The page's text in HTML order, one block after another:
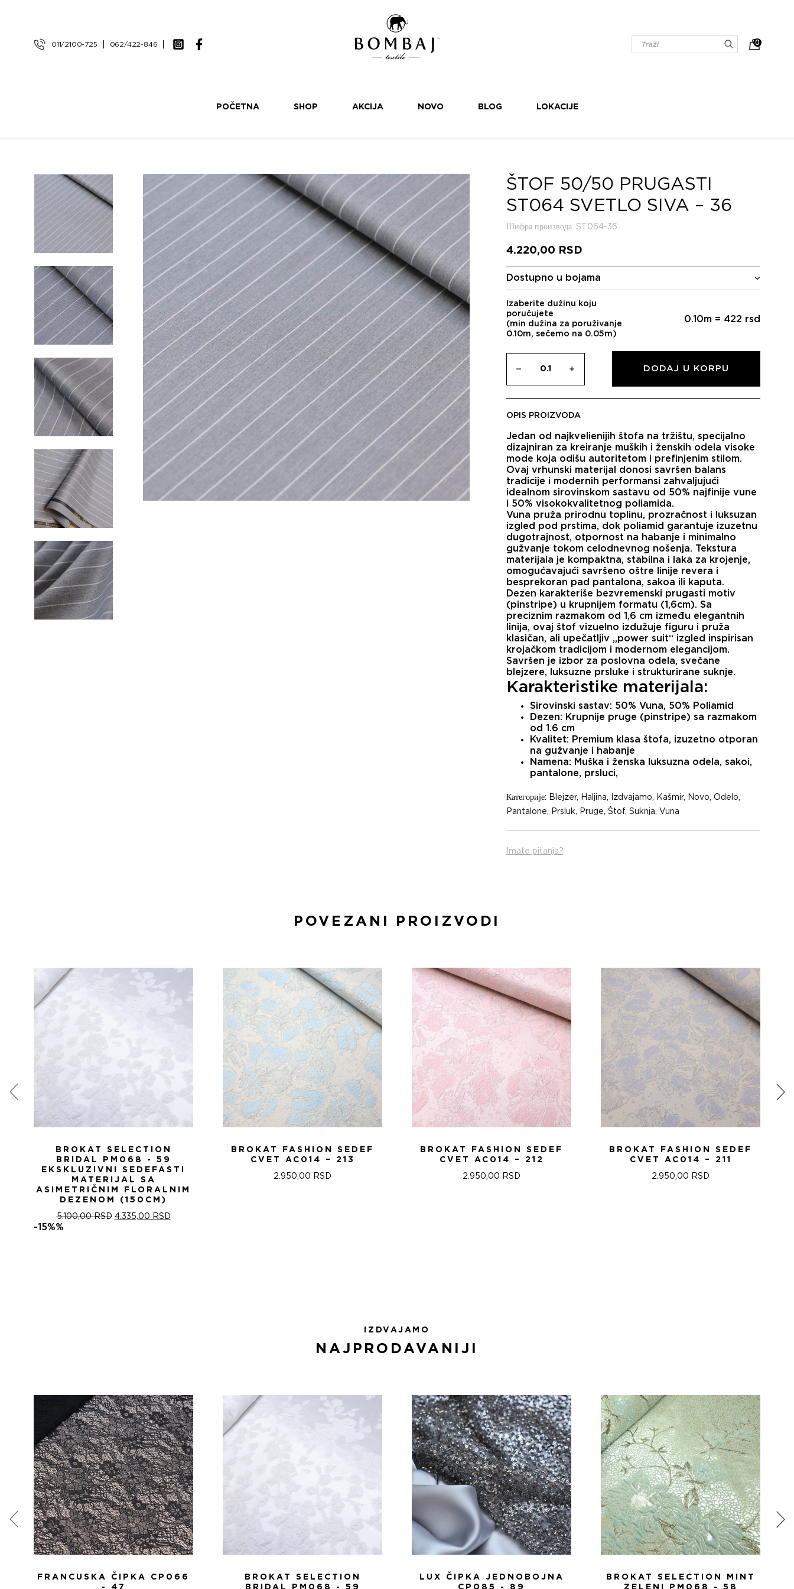
011/2100-725 062/422-846 0
POČETNA SHOP AKCIJA NOVO BLOG LOKACIJE
ŠTOF 50/50 PRUGASTI
ST064 SVETLO SIVA – 36
Шифра производа: ST064-36
4.220,00 RSD
Dostupno u bojama
Izaberite dužinu koju
poručujete
(min dužina za poruživanje
0.10m, sečemo na 0.05m)
0.10m = 422 rsd
DODAJ U KORPU
OPIS PROIZVODA
Jedan od najkvelienijih štofa na tržištu, specijalno
dizajniran za kreiranje muških i ženskih odela visoke
mode koja odišu autoritetom i prefinjenim stilom.
Ovaj vrhunski materijal donosi savršen balans
tradicije i modernih performansi zahvaljujući
idealnom sirovinskom sastavu od 50% najfinije vune
i 50% visokokvalitetnog poliamida.
Vuna pruža prirodnu toplinu, prozračnost i luksuzan
izgled pod prstima, dok poliamid garantuje izuzetnu
dugotrajnost, otpornost na habanje i minimalno
gužvanje tokom celodnevnog nošenja. Tekstura
materijala je kompaktna, stabilna i laka za krojenje,
omogućavajući savršeno oštre linije revera i
besprekoran pad pantalona, sakoa ili kaputa.
Dezen karakteriše bezvremenski prugasti motiv
(pinstripe) u krupnijem formatu (1,6cm). Sa
preciznim razmakom od 1,6 cm između elegantnih
linija, ovaj štof vizuelno izdužuje figuru i pruža
klasičan, ali upečatljiv „power suit“ izgled inspirisan
krojačkom tradicijom i modernom elegancijom.
Savršen je izbor za poslovna odela, svečane
blejzere, luksuzne prsluke i strukturirane suknje.
Karakteristike materijala:
Sirovinski sastav: 50% Vuna, 50% Poliamid
Dezen: Krupnije pruge (pinstripe) sa razmakom
od 1.6 cm
Kvalitet: Premium klasa štofa, izuzetno otporan
na gužvanje i habanje
Namena: Muška i ženska luksuzna odela, sakoi,
pantalone, prsluci,
Категорије: Blejzer, Haljina, Izdvajamo, Kašmir, Novo, Odelo,
Pantalone, Prsluk, Pruge, Štof, Suknja, Vuna
Imate pitanja?
POVEZANI PROIZVODI
BROKAT SELECTION
BRIDAL PM068 - 59
EKSKLUZIVNI SEDEFASTI
MATERIJAL SA
ASIMETRIČNIM FLORALNIM
DEZENOM (150CM)
5.100,00RSD ОРИГИНАЛНА
4.335,00 RSDТРЕНУТНА
-15%%
BROKAT FASHION SEDEF
CVET AC014 – 213
2.950,00 RSD
BROKAT FASHION SEDEF
CVET AC014 – 212
2.950,00 RSD
BROKAT FASHION SEDEF
CVET AC014 – 211
2.950,00 RSD
IZDVAJAMO
NAJPRODAVANIJI
FRANCUSKA ČIPKA CP066
- 47
BROKAT SELECTION
BRIDAL PM068 - 59
LUX ČIPKA JEDNOBOJNA
CP085 - 89
BROKAT SELECTION MINT
ZELENI PM068 - 58